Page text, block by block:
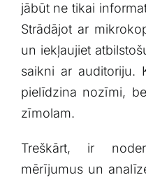
jābūt ne ⁣tikai
Strādājot ar
un iekļaujiet
‍saikni ⁤ar auditoriju.
⁤pielīdzina nozīmi,
zīmolam.
Treškārt, ir
mērījumus un